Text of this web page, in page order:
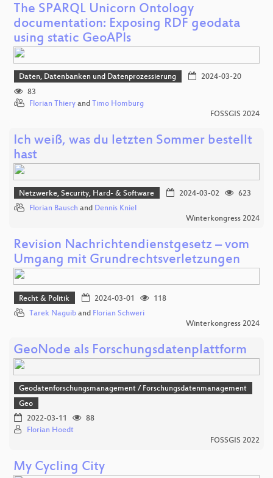
The SPARQL Unicorn Ontology
documentation: Exposing RDF geodata
using static GeoAPIs
Daten, Datenbanken und Datenprozessierung
2024-03-20
83
Florian Thiery and Timo Homburg
FOSSGIS 2024
Ich weiß, was du letzten Sommer bestellt
hast
Netzwerke, Security, Hard- & Software 2024-03-02
623
Florian Bausch and Dennis Kniel
Winterkongress 2024
Revision Nachrichtendienstgesetz – vom
Umgang mit Grundrechtsverletzungen
Recht & Politik 2024-03-01
118
Tarek Naguib and Florian Schweri
Winterkongress 2024
GeoNode als Forschungsdatenplattform
Geodatenforschungsmanagement / Forschungsdatenmanagement
Geo
2022-03-11
88
Florian Hoedt
FOSSGIS 2022
My Cycling City